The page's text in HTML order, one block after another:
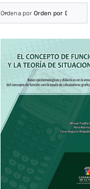
Ordena por Orden por Defecto